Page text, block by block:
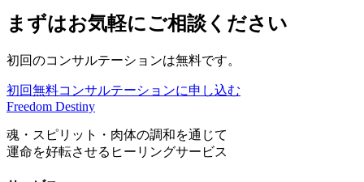
まずはお気軽にご相談ください
初回のコンサルテーションは無料です。
初回無料コンサルテーションに申し込む
Freedom Destiny
魂・スピリット・肉体の調和を通じて
運命を好転させるヒーリングサービス